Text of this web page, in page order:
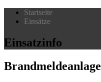
Startseite
Einsätze
Einsatzinfo
Brandmeldeanlage